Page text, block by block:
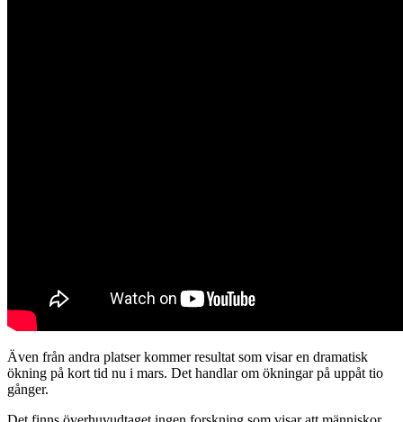
Även från andra platser kommer resultat som visar en dramatisk
ökning på kort tid nu i mars. Det handlar om ökningar på uppåt tio
gånger.